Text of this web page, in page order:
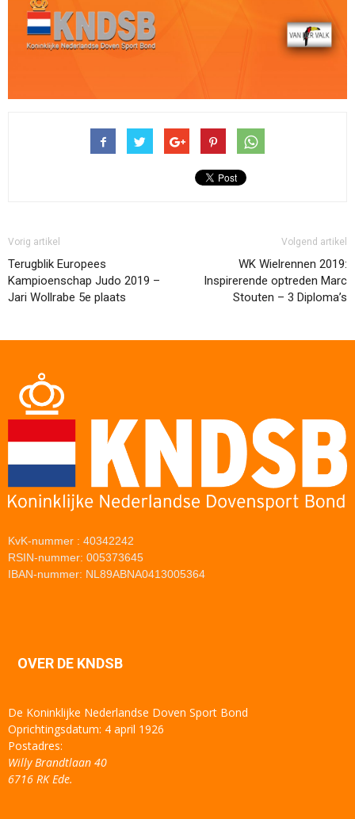
Vorig artikel
Terugblik Europees
Kampioenschap Judo 2019 –
Jari Wollrabe 5e plaats
Volgend artikel
WK Wielrennen 2019:
Inspirerende optreden Marc
Stouten – 3 Diploma’s
KvK-nummer : 40342242
RSIN-nummer: 005373645
IBAN-nummer: NL89ABNA0413005364
OVER DE KNDSB
De Koninklijke Nederlandse Doven Sport Bond
Oprichtingsdatum: 4 april 1926
Postadres:
Willy Brandtlaan 40
6716 RK Ede.